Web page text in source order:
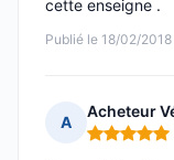
Publié le 18/02/
cette enseigne .
A
Acheteur
Note : 5 sur